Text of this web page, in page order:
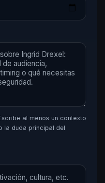
al menos un contexto
la duda principal del